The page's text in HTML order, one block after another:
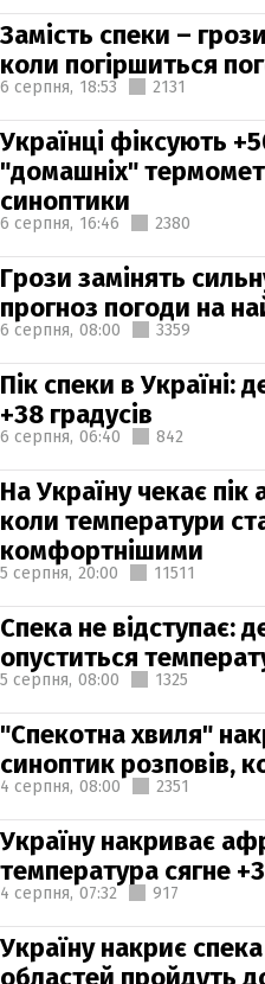
Замість спеки –
коли погіршиться
6 серпня, 18:53 2131
Українці фіксують
"домашніх"
синоптики
6 серпня, 16:46 2380
Грози замінять
прогноз погоди на
6 серпня, 08:00 3359
Пік спеки в Україні:
+38 градусів
6 серпня, 06:40 842
На Україну чекає
коли температури
комфортнішими
5 серпня, 20:00 11511
Спека не відступає:
опуститься
5 серпня, 08:00 1325
"Спекотна хвиля"
синоптик розповів,
4 серпня, 08:00 2351
Україну накриває
температура сягне
4 серпня, 07:32 917
Україну накриє
областей пройдуть